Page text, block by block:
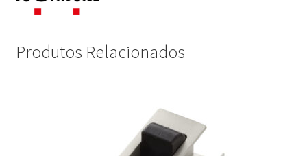
Produtos Relacionados